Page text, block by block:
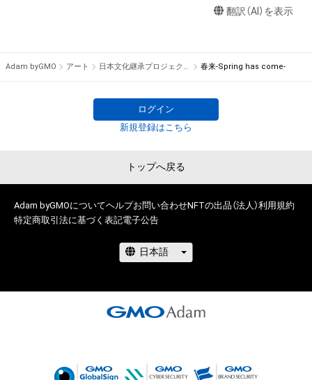
権を侵害するおそれのある行為(改変、公開、配布、逆コンパイ
に反する利用またはその恐れのある利用など、作成者が不適切
このアイテムに関するお問い合わせ先
素晴らしいアイディアの中で生まれた作品も知ってもらう機会
改めて日本の伝統や芸術に触れるきっかけを作っていきます。
世界に我々日本人が誇る文化の素晴らしさとクリエイターを
Adam byGMO×狼煙プレゼント企画にて、狼煙クリエイターの
無料でゲットできるキャンペーンを行っておりますので是非下
adam.jp/airdrops/noroshi_1219_01?
adam.jp/airdrops/noroshi_1219_02?
翻訳（AI）を表示
Adam byGMO アート 日本文化継承プロジェクト『狼煙』-NOROSHI- 春来-Spring has come-
ログイン
新規登録はこちら
トップへ戻る
Adam byGMOについてヘルプお問い合わせNFTの出品（法人）利用規約
特定商取引法に基づく表記電子公告